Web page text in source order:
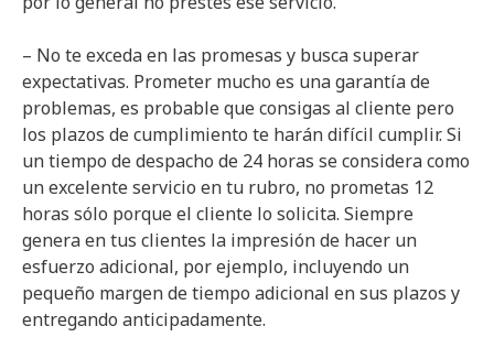
– No te exceda en las promesas y busca superar
expectativas. Prometer mucho es una garantía de
problemas, es probable que consigas al cliente pero
los plazos de cumplimiento te harán difícil cumplir. Si
un tiempo de despacho de 24 horas se considera como
un excelente servicio en tu rubro, no prometas 12
horas sólo porque el cliente lo solicita. Siempre
genera en tus clientes la impresión de hacer un
esfuerzo adicional, por ejemplo, incluyendo un
pequeño margen de tiempo adicional en sus plazos y
entregando anticipadamente.